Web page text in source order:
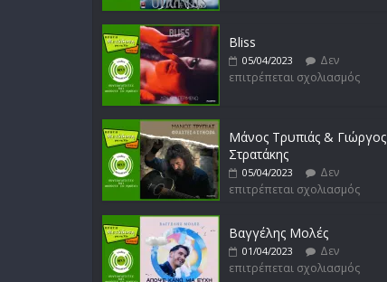
Bliss
05/04/2023
Δεν
επιτρέπεται σχολιασμός
Μάνος Τρυπιάς & Γιώργος
Στρατάκης
05/04/2023
Δεν
επιτρέπεται σχολιασμός
Βαγγέλης Μολές
01/04/2023
Δεν
επιτρέπεται σχολιασμός